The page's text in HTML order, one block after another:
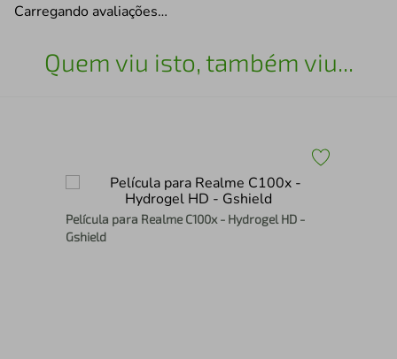
Carregando avaliações…
Quem viu isto, também viu...
Película para Realme C100x - Hydrogel HD -
Gshield